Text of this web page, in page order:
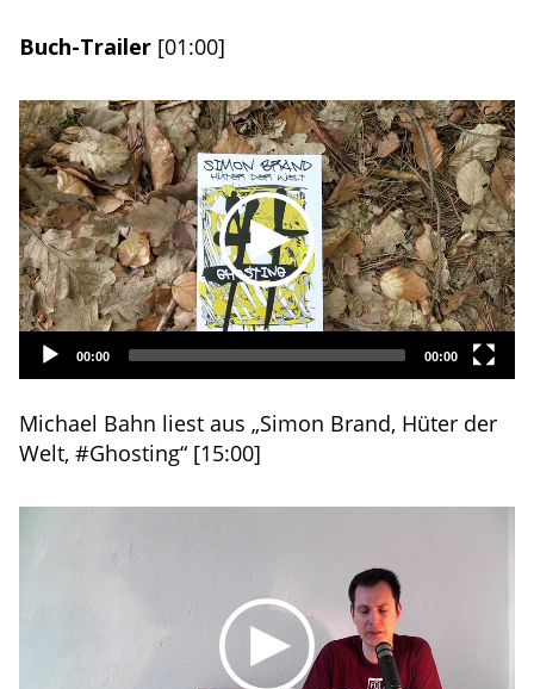
Buch-Trailer [01:00]
Video
Player
00:00 00:00
Michael Bahn liest aus „Simon Brand, Hüter der
Welt, #Ghosting“ [15:00]